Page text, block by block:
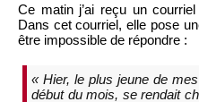
Ce matin j’ai reçu un
Dans cet courriel, elle pose
être impossible de répondre :
« Hier, le plus jeune de
début du mois, se rendait